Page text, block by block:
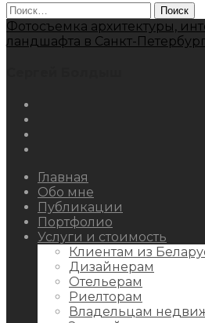
Найти:
Фотосъемка архитектуры,
ландшафта в Санкт-
Главная
Обо мне
Публикации
Портфолио
Услуги и стоимость
Клиентам из
Дизайнерам
Отельерам
Риелторам
Владельцам